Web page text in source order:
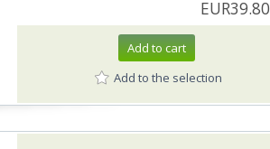
EUR39.80
Add to cart
Add to the selection